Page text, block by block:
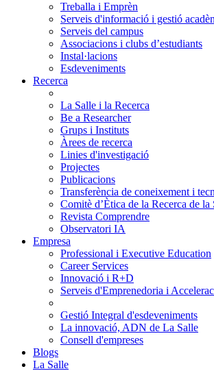
Treballa i Emprèn
Serveis d'informació i gestió
Serveis del campus
Associacions i clubs d’estudiants
Instal·lacions
Esdeveniments
Recerca
La Salle i la Recerca
Be a Researcher
Grups i Instituts
Àrees de recerca
Linies d'investigació
Projectes
Publicacions
Transferència de coneixement i
Comitè d’Ètica de la Recerca de la
Revista Comprendre
Observatori IA
Empresa
Professional i Executive Education
Career Services
Innovació i R+D
Serveis d'Emprenedoria i
Gestió Integral d'esdeveniments
La innovació, ADN de La Salle
Consell d'empreses
Blogs
La Salle